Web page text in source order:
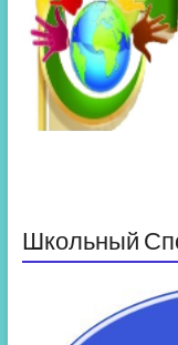
Школьный